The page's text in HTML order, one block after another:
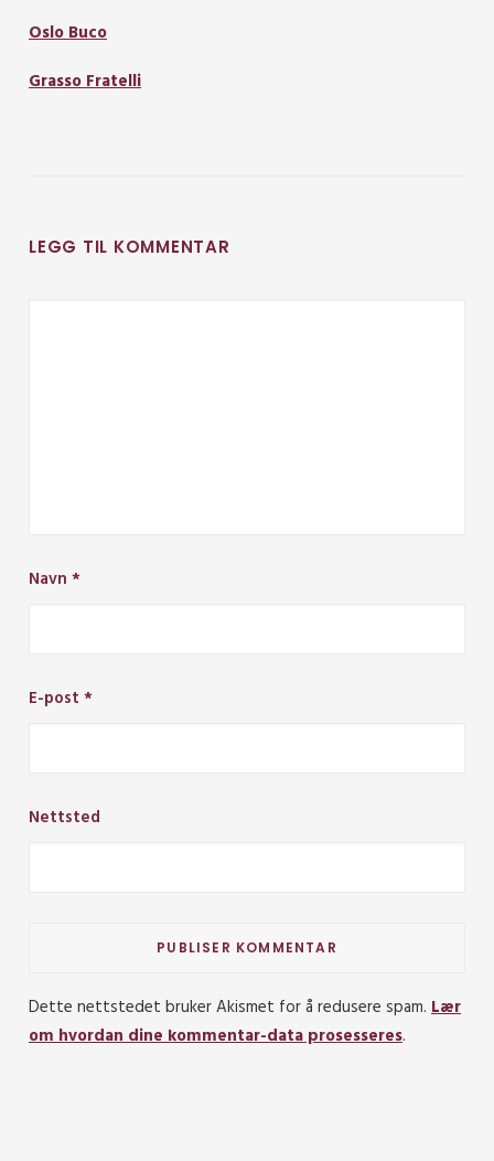
Oslo Buco
Grasso Fratelli
LEGG TIL KOMMENTAR
Navn *
E-post *
Nettsted
Dette nettstedet bruker Akismet for å redusere spam. Lær
om hvordan dine kommentar-data prosesseres.